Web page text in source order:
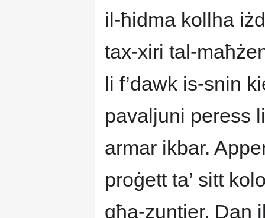
il-ħidma kollha
tax-xiri tal-
li f’dawk is-snin
pavaljuni peress
armar ikbar.
proġett ta’ sitt
għa-zuntier. Dan